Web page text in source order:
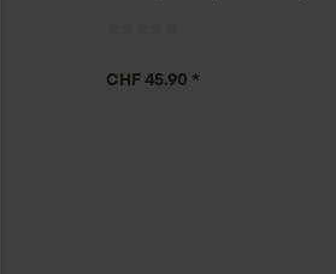
CHF 45.90 *